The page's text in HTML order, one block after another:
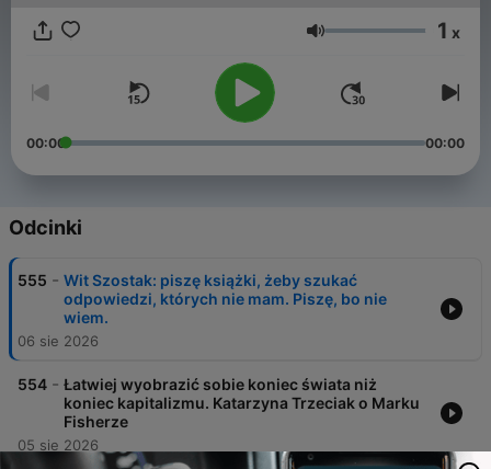
Głośność 1 x
00:00 00:00
Odcinki
555 - Wit Szostak: piszę książki, żeby szukać
odpowiedzi, których nie mam. Piszę, bo nie
wiem.
06 sie 2026
554 - Łatwiej wyobrazić sobie koniec świata niż
koniec kapitalizmu. Katarzyna Trzeciak o Marku
Fisherze
05 sie 2026